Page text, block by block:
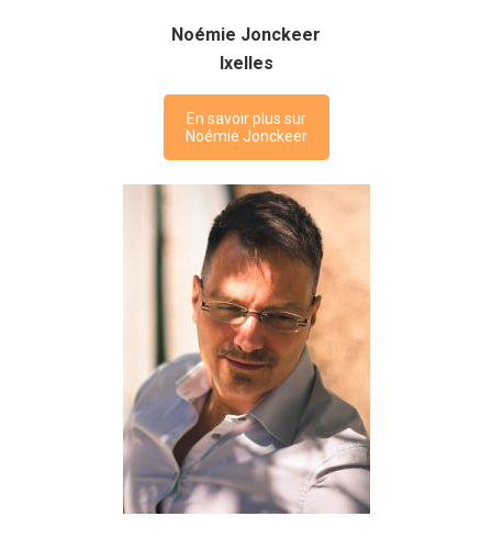
Noémie Jonckeer
Ixelles
En savoir plus sur
Noémie Jonckeer